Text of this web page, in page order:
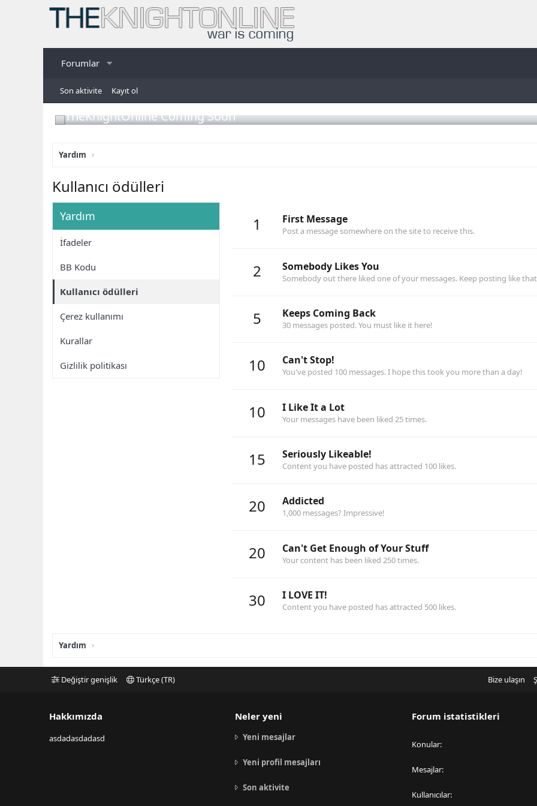
Forumlar
Son aktivite Kayıt ol
TheKnightOnline Coming Soon
Yardım
Kullanıcı ödülleri
Yardım
İfadeler
BB Kodu
Kullanıcı ödülleri
Çerez kullanımı
Kurallar
Gizlilik politikası
1 First Message
Post a message somewhere on the site to receive this.
2 Somebody Likes You
Somebody out there liked one of your messages. Keep posting like
5 Keeps Coming Back
30 messages posted. You must like it here!
10 Can't Stop!
You've posted 100 messages. I hope this took you more than a day!
10 I Like It a Lot
Your messages have been liked 25 times.
15 Seriously Likeable!
Content you have posted has attracted 100 likes.
20 Addicted
1,000 messages? Impressive!
20 Can't Get Enough of Your Stuff
Your content has been liked 250 times.
30 I LOVE IT!
Content you have posted has attracted 500 likes.
Yardım
Değiştir genişlik Türkçe (TR) Bize ulaşın
Hakkımızda
asdadasdadasd
Neler yeni
Yeni mesajlar
Yeni profil mesajları
Son aktivite
Forum istatistikleri
Konular
Mesajlar
Kullanıcılar